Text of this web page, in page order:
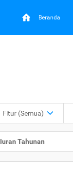
Beranda
Fitur (Semua)
Iuran Tahunan